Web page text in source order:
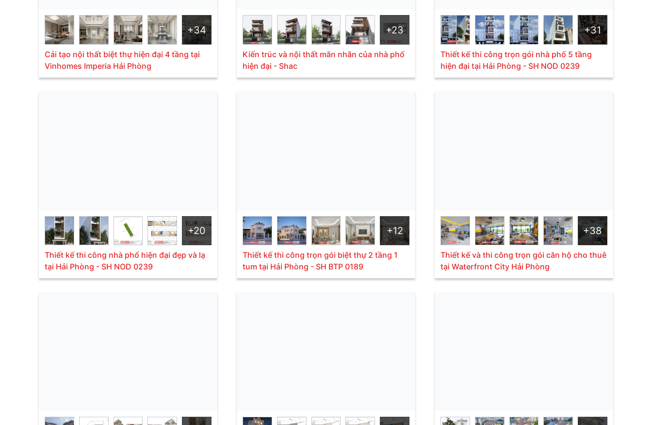
+34
Cải tạo nội thất biệt thự hiện đại 4 tầng tại
Vinhomes Imperia Hải Phòng
+23
Kiến trúc và nội thất mãn nhãn của nhà phố
hiện đại - Shac
+31
Thiết kế thi công trọn gói nhà phố 5 tầng
hiện đại tại Hải Phòng - SH NOD 0239
+20
Thiết kế thi công nhà phố hiện đại đẹp và lạ
tại Hải Phòng - SH NOD 0239
+12
Thiết kế thi công trọn gói biệt thự 2 tầng 1
tum tại Hải Phòng - SH BTP 0189
+38
Thiết kế và thi công trọn gói căn hộ cho thuê
tại Waterfront City Hải Phòng